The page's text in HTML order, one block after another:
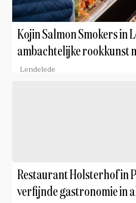
Kojin Salmon Smokers in
ambachtelijke rookkunst
Lendelede
Restaurant Holsterhof in
verfijnde gastronomie in